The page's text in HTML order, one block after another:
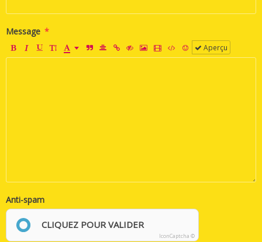
Message
Aperçu
Anti-spam
CLIQUEZ POUR VALIDER
IconCaptcha ©